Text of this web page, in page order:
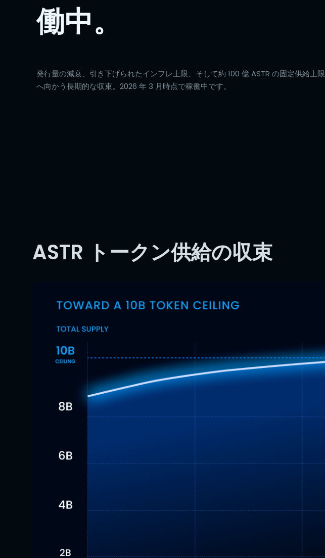
働中。
発行量の減衰、引き下げられたインフレ上限、そして約 100 億 ASTR の固定供給上限
へ向かう長期的な収束。2026 年 3 月時点で稼働中です。
ASTR トークン供給の収束